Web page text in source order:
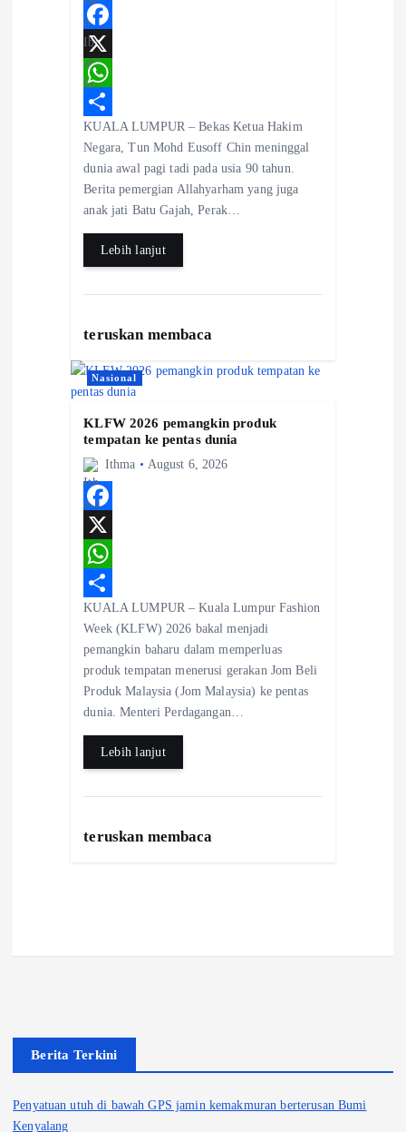
F
a
c
e
o
o
X
W
h
t
s
S
a
r
KUALA LUMPUR – Bekas Ketua Hakim
Negara, Tun Mohd Eusoff Chin meninggal
dunia awal pagi tadi pada usia 90 tahun.
Berita pemergian Allahyarham yang juga
anak jati Batu Gajah, Perak…
Lebih lanjut
teruskan membaca
Nasional
KLFW 2026 pemangkin produk
tempatan ke pentas dunia
Ithma August 6, 2026
F
a
c
e
o
o
X
W
h
t
s
S
a
r
KUALA LUMPUR – Kuala Lumpur Fashion
Week (KLFW) 2026 bakal menjadi
pemangkin baharu dalam memperluas
produk tempatan menerusi gerakan Jom Beli
Produk Malaysia (Jom Malaysia) ke pentas
dunia. Menteri Perdagangan…
Lebih lanjut
teruskan membaca
Berita Terkini
Penyatuan utuh di bawah GPS jamin kemakmuran berterusan Bumi
Kenyalang